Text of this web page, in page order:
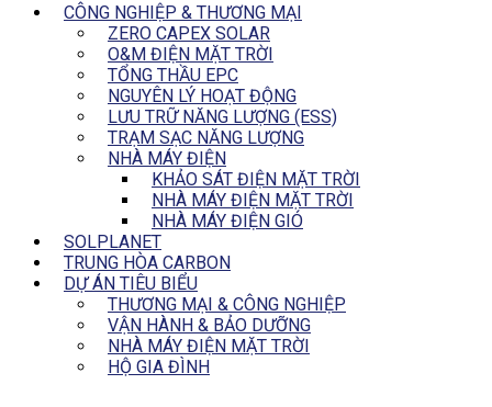
CÔNG NGHIỆP & THƯƠNG MẠI
ZERO CAPEX SOLAR
O&M ĐIỆN MẶT TRỜI
TỔNG THẦU EPC
NGUYÊN LÝ HOẠT ĐỘNG
LƯU TRỮ NĂNG LƯỢNG (ESS)
TRẠM SẠC NĂNG LƯỢNG
NHÀ MÁY ĐIỆN
KHẢO SÁT ĐIỆN MẶT TRỜI
NHÀ MÁY ĐIỆN MẶT TRỜI
NHÀ MÁY ĐIỆN GIÓ
SOLPLANET
TRUNG HÒA CARBON
DỰ ÁN TIÊU BIỂU
THƯƠNG MẠI & CÔNG NGHIỆP
VẬN HÀNH & BẢO DƯỠNG
NHÀ MÁY ĐIỆN MẶT TRỜI
HỘ GIA ĐÌNH